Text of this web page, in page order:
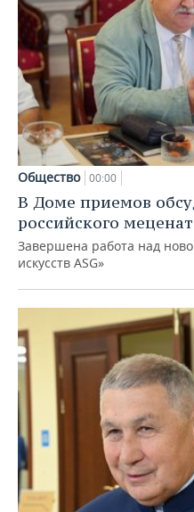
Общество 00:00
В Доме приемов
российского
Завершена работа над
искусств ASG»